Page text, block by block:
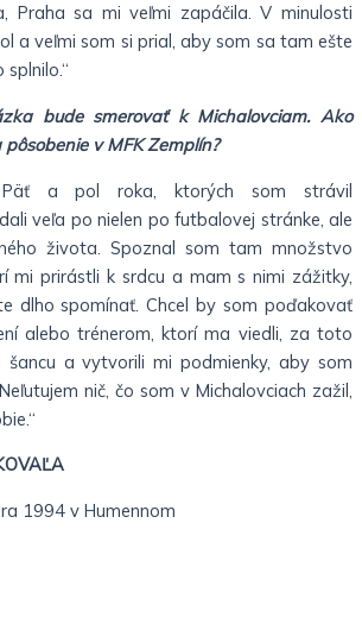
Praha sa mi veľmi zapáčila. V minulosti
a veľmi som si prial, aby som sa tam ešte
bude smerovať k Michalovciam. Ako
v MFK Zemplín?
a pol roka, ktorých som strávil
veľa po nielen po futbalovej stránke, ale
života. Spoznal som tam množstvo
mi prirástli k srdcu a mam s nimi zážitky,
dlho spomínať. Chcel by som poďakovať
alebo trénerom, ktorí ma viedli, za toto
a vytvorili mi podmienky, aby som
nič, čo som v Michalovciach zažil,
1994 v Humennom